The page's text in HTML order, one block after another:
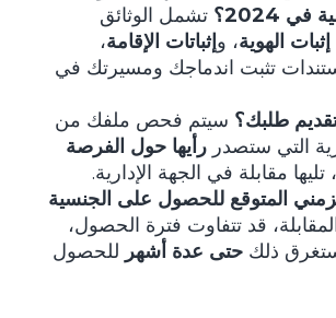
2024؟
تشمل الوثائق
إثبات الهوية، وإثباتات الإقامة،
تثبت اندماجك ومسيرتك في
طلبك؟ سيتم فحص ملفك من
التي ستصدر رأيها حول الفرصة
مقابلة في الجهة الإدارية.
المتوقع للحصول على الجنسية
قد تتفاوت فترة الحصول،
ذلك حتى عدة أشهر للحصول